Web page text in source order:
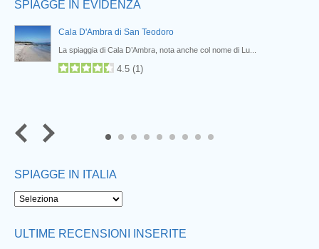
SPIAGGE IN EVIDENZA
Cala D'Ambra di San Teodoro
La spiaggia di Cala D’Ambra, nota anche col nome di Lu...
4.5 (1)
8
SPIAGGE IN ITALIA
ULTIME RECENSIONI INSERITE